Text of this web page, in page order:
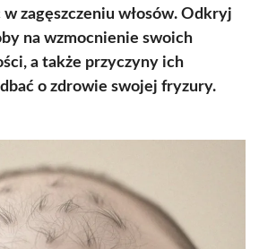
zagęszczeniu włosów. Odkryj
na wzmocnienie swoich
a także przyczyny ich
o zdrowie swojej fryzury.